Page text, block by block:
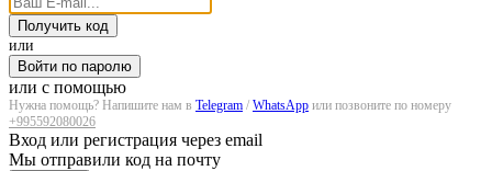
Получить код
или
Войти по паролю
или с помощью
Нужна помощь? Напишите нам в Telegram / WhatsApp или позвоните по номеру
+995592080026
Вход или регистрация через email
Мы отправили код на почту